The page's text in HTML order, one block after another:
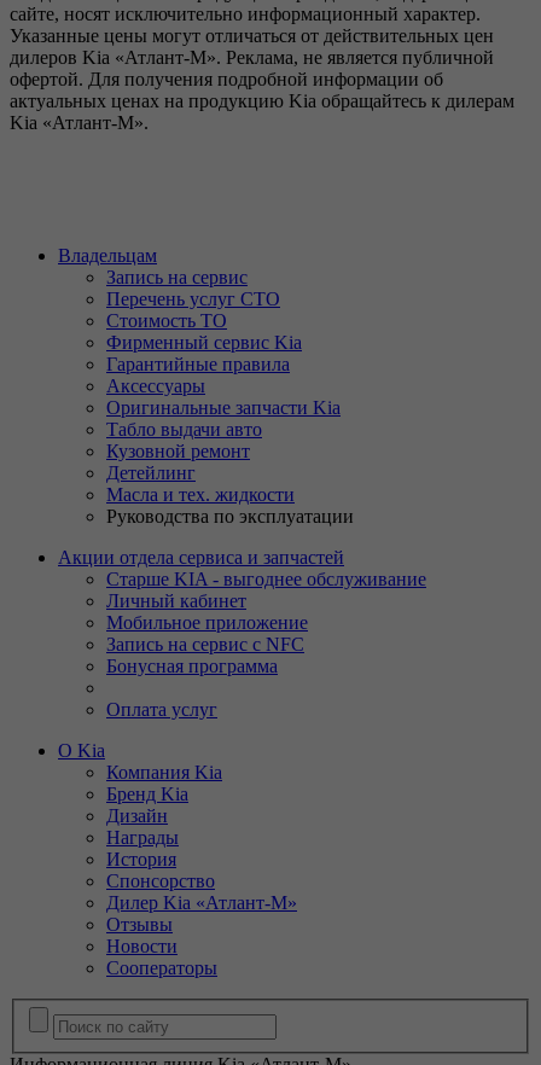
сайте, носят исключительно информационный характер.
Указанные цены могут отличаться от действительных цен
дилеров Kia «Атлант-М». Реклама, не является публичной
офертой. Для получения подробной информации об
актуальных ценах на продукцию Kia обращайтесь к дилерам
Kia «Атлант-М».
Владельцам
Запись на сервис
Перечень услуг СТО
Стоимость ТО
Фирменный сервис Kia
Гарантийные правила
Аксессуары
Оригинальные запчасти Kia
Табло выдачи авто
Кузовной ремонт
Детейлинг
Масла и тех. жидкости
Руководства по эксплуатации
Акции отдела сервиса и запчастей
Старше KIA - выгоднее обслуживание
Личный кабинет
Мобильное приложение
Запись на сервис с NFC
Бонусная программа
Оплата услуг
О Kia
Компания Kia
Бренд Kia
Дизайн
Награды
История
Спонсорство
Дилер Kia «Атлант-М»
Отзывы
Новости
Сооператоры